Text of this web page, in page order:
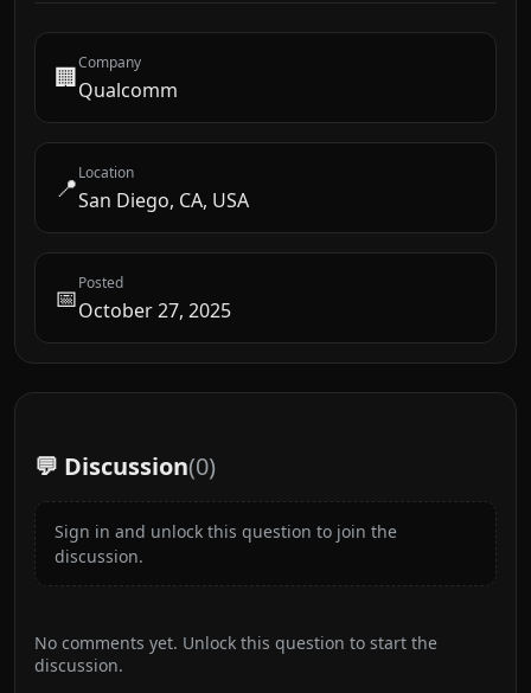
🏢Company
Qualcomm
📍Location
San Diego, CA, USA
📅Posted
October 27, 2025
💬 Discussion(0)
Sign in and unlock this question to join the
discussion.
No comments yet. Unlock this question to start the
discussion.